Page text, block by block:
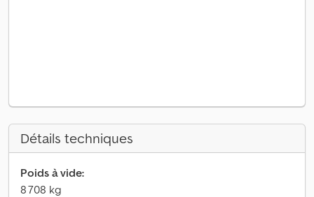
Détails techniques
Poids à vide:
8 708 kg